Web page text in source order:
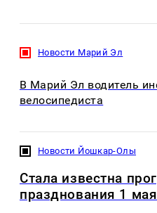
Новости Марий Эл
В Марий Эл водитель
велосипедиста
Новости Йошкар-Олы
Стала известна
празднования 1